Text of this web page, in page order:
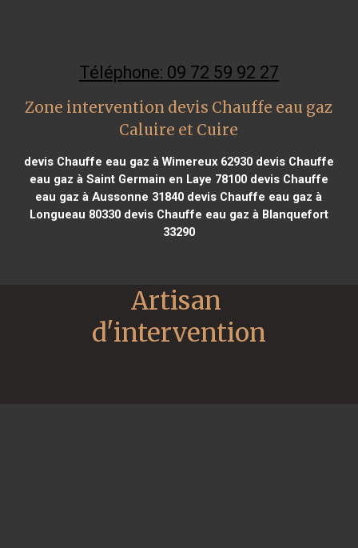
Téléphone: 09 72 59 92 27
Zone intervention devis Chauffe eau gaz
Caluire et Cuire
devis Chauffe eau gaz à Wimereux 62930devis Chauffe
eau gaz à Saint Germain en Laye 78100devis Chauffe
eau gaz à Aussonne 31840 devis Chauffe eau gaz à
Longueau 80330devis Chauffe eau gaz à Blanquefort
33290
Artisan
d'intervention